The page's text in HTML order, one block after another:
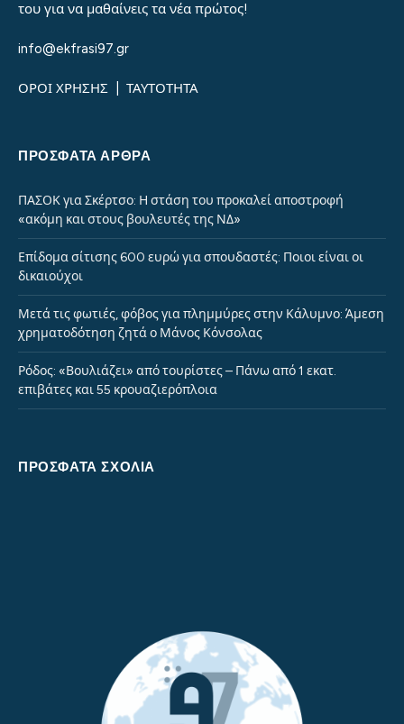
του για να μαθαίνεις τα νέα πρώτος!
info@ekfrasi97.gr
ΟΡΟΙ ΧΡΗΣΗΣ ΤΑΥΤΟΤΗΤΑ
ΠΡΌΣΦΑΤΑ ΆΡΘΡΑ
ΠΑΣΟΚ για Σκέρτσο: Η στάση του προκαλεί αποστροφή
«ακόμη και στους βουλευτές της ΝΔ»
Επίδομα σίτισης 600 ευρώ για σπουδαστές: Ποιοι είναι οι
δικαιούχοι
Μετά τις φωτιές, φόβος για πλημμύρες στην Κάλυμνο: Άμεση
χρηματοδότηση ζητά ο Μάνος Κόνσολας
Ρόδος: «Βουλιάζει» από τουρίστες – Πάνω από 1 εκατ.
επιβάτες και 55 κρουαζιερόπλοια
ΠΡΌΣΦΑΤΑ ΣΧΌΛΙΑ